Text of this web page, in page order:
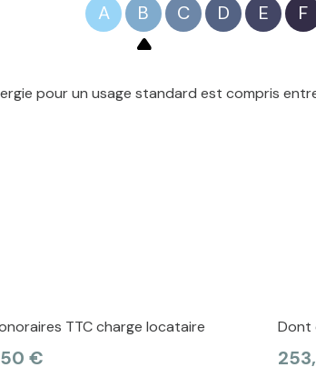
A B C D E F
pour un usage standard est compris
TTC charge locataire
€
Dont